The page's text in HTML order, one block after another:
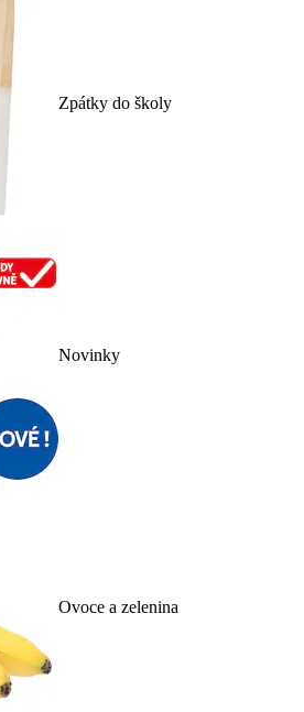
Zpátky do školy
Novinky
Ovoce a zelenina